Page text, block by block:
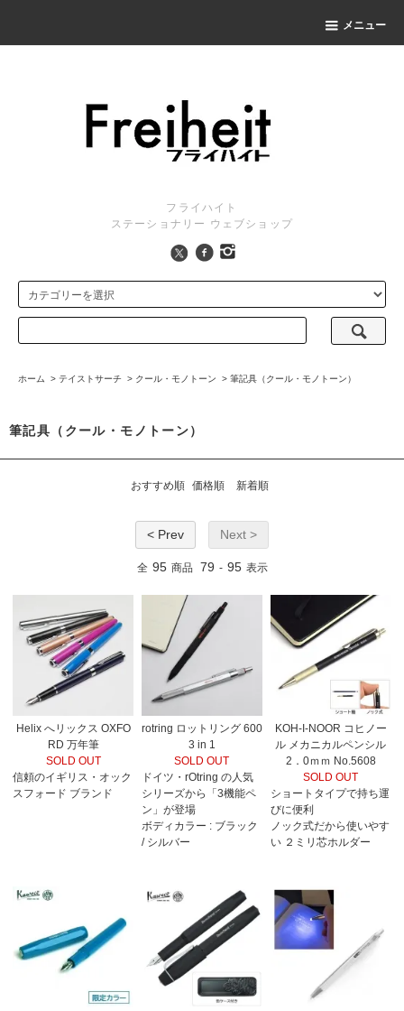
メニュー
フライハイト
ステーショナリー ウェブショップ
ホーム > テイストサーチ > クール・モノトーン > 筆記具（クール・モノトーン）
筆記具（クール・モノトーン）
おすすめ順 価格順 新着順
< Prev Next >
全 95 商品 79 - 95 表示
Helix へリックス OXFO
RD 万年筆
SOLD OUT
信頼のイギリス・オック
スフォード ブランド
rotring ロットリング 600
3 in 1
SOLD OUT
ドイツ・rOtring の人気
シリーズから「3機能ペ
ン」が登場
ボディカラー : ブラック
/ シルバー
KOH-I-NOOR コヒノー
ル メカニカルペンシル
2．0ｍｍ No.5608
SOLD OUT
ショートタイプで持ち運
びに便利
ノック式だから使いやす
い ２ミリ芯ホルダー